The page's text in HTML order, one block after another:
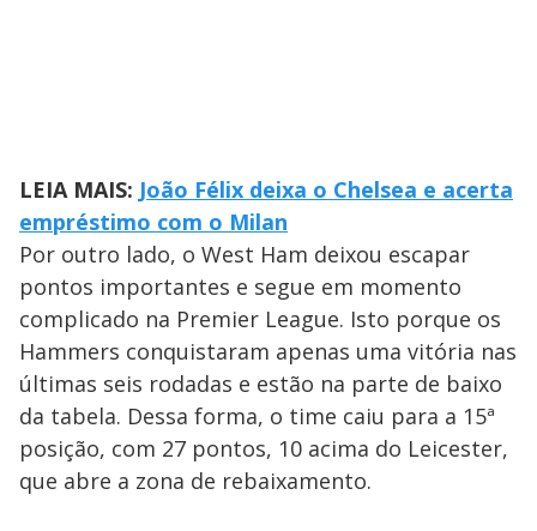
LEIA MAIS: João Félix deixa o Chelsea e acerta
empréstimo com o Milan
Por outro lado, o West Ham deixou escapar
pontos importantes e segue em momento
complicado na Premier League. Isto porque os
Hammers conquistaram apenas uma vitória nas
últimas seis rodadas e estão na parte de baixo
da tabela. Dessa forma, o time caiu para a 15ª
posição, com 27 pontos, 10 acima do Leicester,
que abre a zona de rebaixamento.